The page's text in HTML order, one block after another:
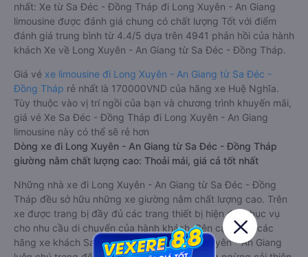
nhất: Xe từ Sa Đéc - Đồng Tháp đi Long Xuyên - An Giang
limousine được đánh giá chung có chất lượng Tốt với điểm
đánh giá trung bình từ 4.4/5 dựa trên 4941 phản hồi của hành
khách Xe về Long Xuyên - An Giang từ Sa Đéc - Đồng Tháp.
Giá vé xe limousine đi Long Xuyên - An Giang từ Sa Đéc -
Đồng Tháp rẻ nhất là 170000VND của hãng xe Huệ Nghĩa.
Tùy thuộc vào vị trí ngồi của bạn và chương trình khuyến mãi,
giá vé Xe Sa Đéc - Đồng Tháp đi Long Xuyên - An Giang
limousine này có thể sẽ rẻ hơn
Dòng xe đi Long Xuyên - An Giang từ Sa Đéc - Đồng Tháp
giường nằm chất lượng cao: Thoải mái, giá cả tốt nhất
Những nhà xe đi Long Xuyên - An Giang từ Sa Đéc - Đồng
Tháp đều sở hữu những xe giường nằm chất lượng cao. Trên
xe được trang bị đầy đủ các trang thiết bị hiện đại phục vụ
cho nhu cầu di chuyển của hành khách. Bên cạnh đó, các
hãng xe khách Sa Đéc - Đồng Tháp Long Xuyên - An Giang